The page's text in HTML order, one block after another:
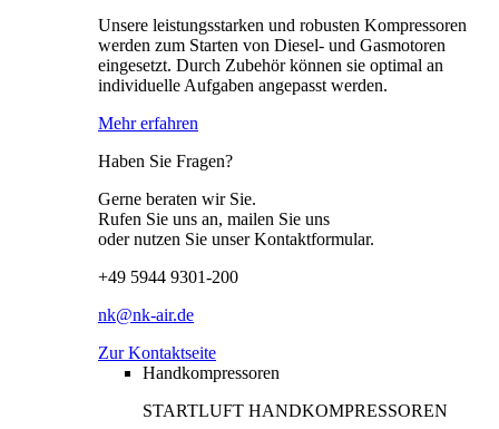
Unsere leistungsstarken und robusten Kompressoren
werden zum Starten von Diesel- und Gasmotoren
eingesetzt. Durch Zubehör können sie optimal an
individuelle Aufgaben angepasst werden.
Mehr erfahren
Haben Sie Fragen?
Gerne beraten wir Sie.
Rufen Sie uns an, mailen Sie uns
oder nutzen Sie unser Kontaktformular.
+49 5944 9301-200
nk@nk-air.de
Zur Kontaktseite
Handkompressoren
STARTLUFT HANDKOMPRESSOREN